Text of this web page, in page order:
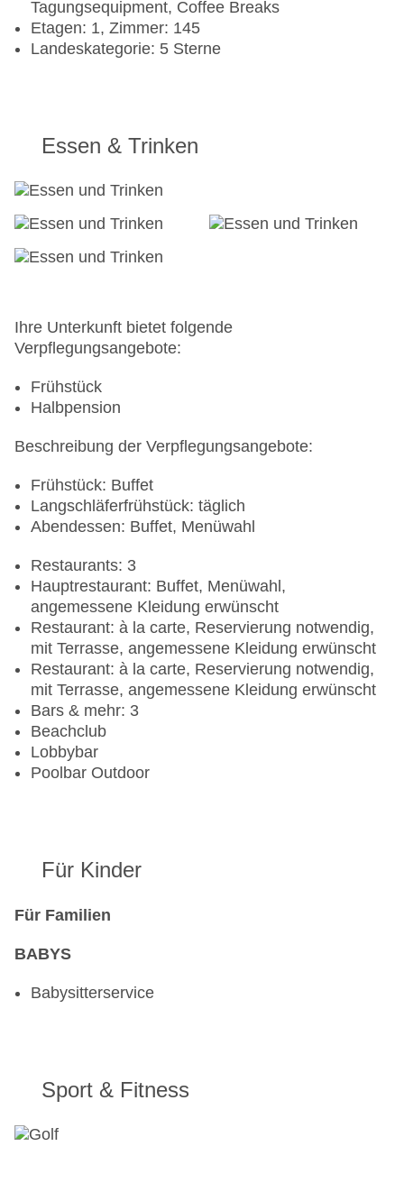
Tagungsequipment, Coffee Breaks
Etagen: 1, Zimmer: 145
Landeskategorie: 5 Sterne
Essen & Trinken
Ihre Unterkunft bietet folgende
Verpflegungsangebote:
Frühstück
Halbpension
Beschreibung der Verpflegungsangebote:
Frühstück: Buffet
Langschläferfrühstück: täglich
Abendessen: Buffet, Menüwahl
Restaurants: 3
Hauptrestaurant: Buffet, Menüwahl,
angemessene Kleidung erwünscht
Restaurant: à la carte, Reservierung notwendig,
mit Terrasse, angemessene Kleidung erwünscht
Restaurant: à la carte, Reservierung notwendig,
mit Terrasse, angemessene Kleidung erwünscht
Bars & mehr: 3
Beachclub
Lobbybar
Poolbar Outdoor
Für Kinder
Für Familien
BABYS
Babysitterservice
Sport & Fitness